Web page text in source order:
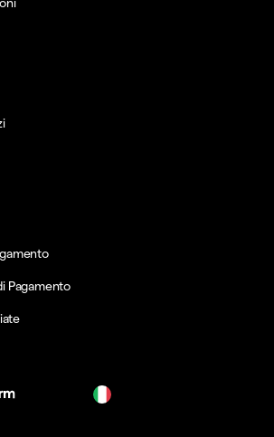
Pagamento